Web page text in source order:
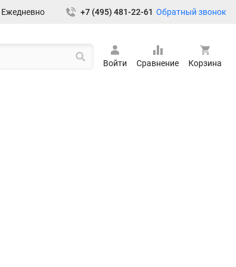
Ежедневно +7 (495) 481-22-61 Обратный звонок
Войти Сравнение Корзина